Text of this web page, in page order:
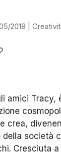
2018
amici Tracy,
crea,
società
Cresciuta